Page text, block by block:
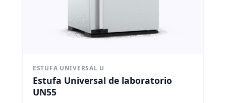
ESTUFA UNIVERSAL U
Estufa Universal de laboratorio
UN55